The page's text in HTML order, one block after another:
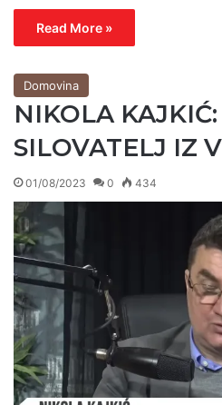
Read More »
Domovina
NIKOLA KAJKIĆ:
SILOVATELJ IZ
01/08/2023 0 434